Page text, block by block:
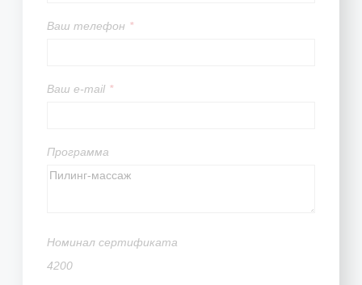
Ваш телефон *
Ваш e-mail *
Программа
Номинал сертификата
4200